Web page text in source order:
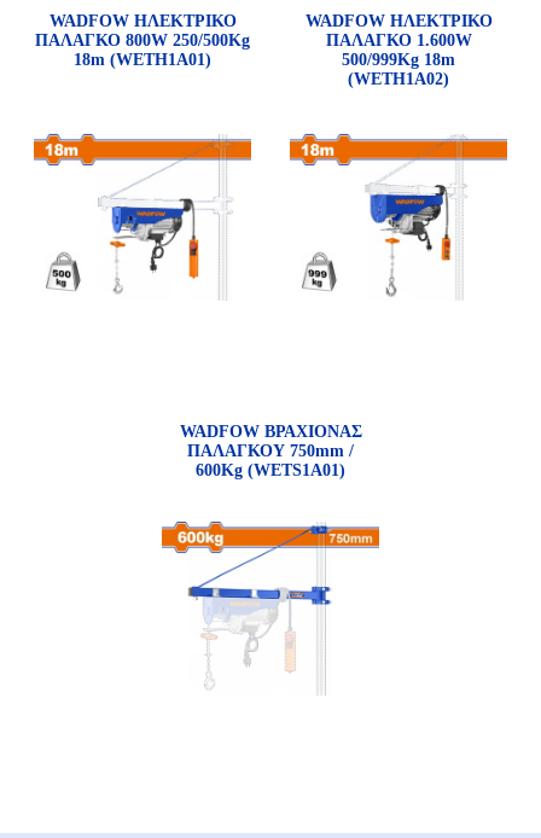
WADFOW ΗΛΕΚΤΡΙΚΟ
ΠΑΛΑΓΚΟ 800W 250/500Kg
18m (WETH1A01)
WADFOW ΗΛΕΚΤΡΙΚΟ
ΠΑΛΑΓΚΟ 1.600W
500/999Kg 18m
(WETH1A02)
WADFOW ΒΡΑΧΙΟΝΑΣ
ΠΑΛΑΓΚΟΥ 750mm /
600Kg (WETS1A01)